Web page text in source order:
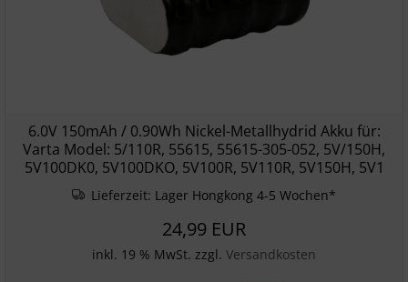
6.0V 150mAh / 0.90Wh Nickel-Metallhydrid Akku für:
Varta Model: 5/110R, 55615, 55615-305-052, 5V/150H,
5V100DK0, 5V100DKO, 5V100R, 5V110R, 5V150H, 5V1
Lieferzeit: Lager Hongkong 4-5 Wochen*
24,99 EUR
inkl. 19 % MwSt. zzgl. Versandkosten